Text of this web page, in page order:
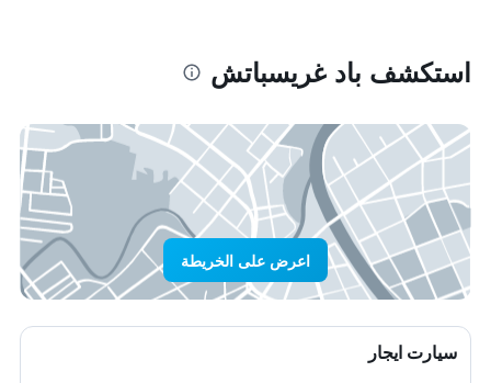
استكشف باد غريسباتش
اعرض على الخريطة
سيارت ايجار